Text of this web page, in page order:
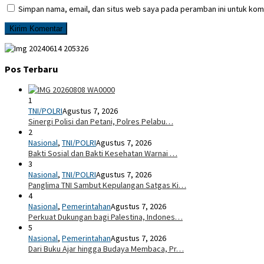
Simpan nama, email, dan situs web saya pada peramban ini untuk
Pos Terbaru
1
TNI/POLRIAgustus 7, 2026
Sinergi Polisi dan Petani, Polres Pelabu…
2
Nasional, TNI/POLRIAgustus 7, 2026
Bakti Sosial dan Bakti Kesehatan Warnai …
3
Nasional, TNI/POLRIAgustus 7, 2026
Panglima TNI Sambut Kepulangan Satgas Ki…
4
Nasional, PemerintahanAgustus 7, 2026
Perkuat Dukungan bagi Palestina, Indones…
5
Nasional, PemerintahanAgustus 7, 2026
Dari Buku Ajar hingga Budaya Membaca, Pr…